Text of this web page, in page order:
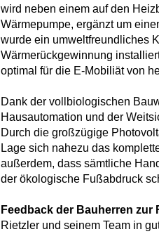
wird neben einem auf den
Wärmepumpe, ergänzt um
wurde ein umweltfreundliches
Wärmerückgewinnung
optimal für die E-Mobiliät von
Dank der vollbiologischen
Hausautomation und der
Durch die großzügige
Lage sich nahezu das
außerdem, dass sämtliche
der ökologische Fußabdruck
Feedback der Bauherren zur
Rietzler und seinem Team in